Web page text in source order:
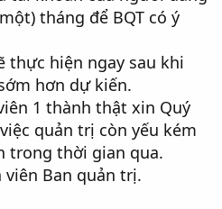
tháng để BQT có ý
thực hiện ngay sau khi
hơn dự kiến.
1 thành thật xin Quý
quản trị còn yếu kém
trong thời gian qua.
viên Ban quản trị.